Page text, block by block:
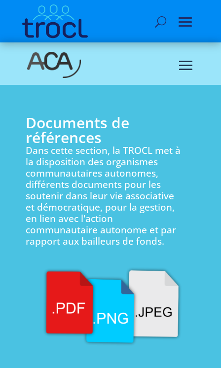
Documents de
références
Dans cette section, la TROCL met à
la disposition des organismes
communautaires autonomes,
différents documents pour les
soutenir dans leur vie associative
et démocratique, pour la gestion,
en lien avec l'action
communautaire autonome et par
rapport aux bailleurs de fonds.